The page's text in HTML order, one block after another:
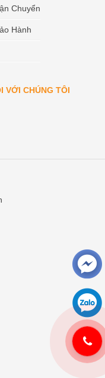
Chuyển
Hành
VỚI CHÚNG TÔI